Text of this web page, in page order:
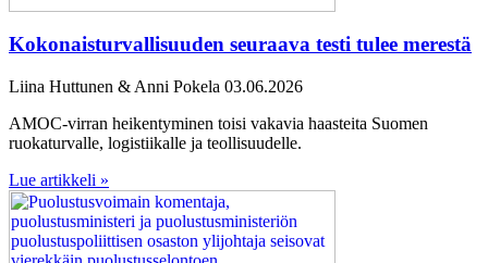
Kokonaisturvallisuuden seuraava testi tulee merestä
Liina Huttunen & Anni Pokela 03.06.2026
AMOC-virran heikentyminen toisi vakavia haasteita Suomen
ruokaturvalle, logistiikalle ja teollisuudelle.
Lue artikkeli »